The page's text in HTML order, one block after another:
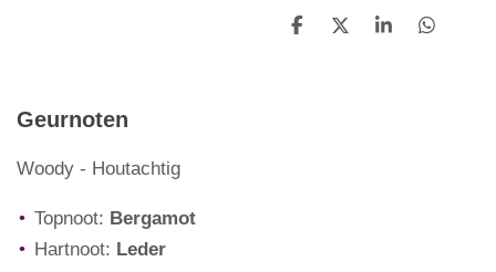
D
D
S
D
Geurnoten
Woody - Houtachtig
Topnoot: Bergamot
Hartnoot: Leder